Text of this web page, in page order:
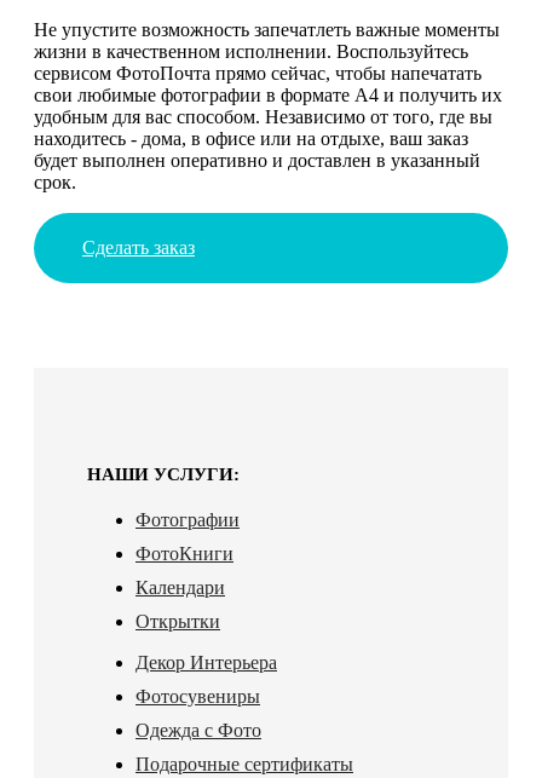
Не упустите возможность запечатлеть важные моменты
жизни в качественном исполнении. Воспользуйтесь
сервисом ФотоПочта прямо сейчас, чтобы напечатать
свои любимые фотографии в формате А4 и получить их
удобным для вас способом. Независимо от того, где вы
находитесь - дома, в офисе или на отдыхе, ваш заказ
будет выполнен оперативно и доставлен в указанный
срок.
Сделать заказ
НАШИ УСЛУГИ:
Фотографии
ФотоКниги
Календари
Открытки
Декор Интерьера
Фотосувениры
Одежда с Фото
Подарочные сертификаты